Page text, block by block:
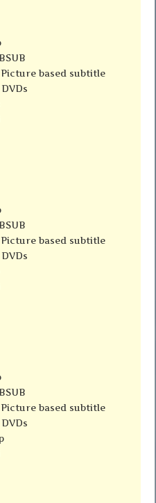
based subtitle
based subtitle
based subtitle